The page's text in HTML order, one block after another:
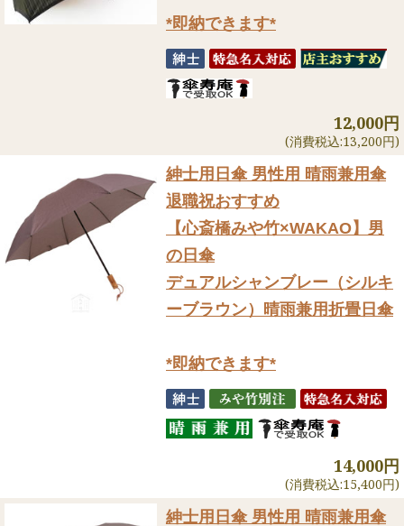
*即納できます*
12,000円
(消費税込:13,200円)
紳士用日傘 男性用 晴雨兼用傘
退職祝おすすめ
【心斎橋みや竹×WAKAO】男
の日傘
デュアルシャンブレー（シルキ
ーブラウン）晴雨兼用折畳日傘
*即納できます*
14,000円
(消費税込:15,400円)
紳士用日傘 男性用 晴雨兼用傘